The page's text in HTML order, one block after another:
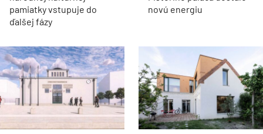
pamiatky vstupuje do
ďalšej fázy
novú energiu